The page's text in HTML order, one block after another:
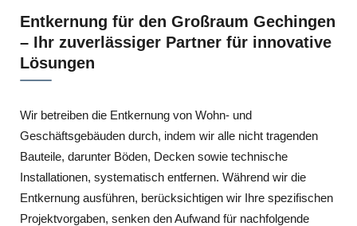
Entkernung für den Großraum Gechingen
– Ihr zuverlässiger Partner für innovative
Lösungen
Wir betreiben die Entkernung von Wohn- und
Geschäftsgebäuden durch, indem wir alle nicht tragenden
Bauteile, darunter Böden, Decken sowie technische
Installationen, systematisch entfernen. Während wir die
Entkernung ausführen, berücksichtigen wir Ihre spezifischen
Projektvorgaben, senken den Aufwand für nachfolgende